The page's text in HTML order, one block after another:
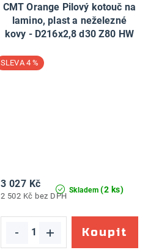
CMT Orange Pilový kotouč na
lamino, plast a neželezné
kovy - D216x2,8 d30 Z80 HW
4 %
Skladem (2 ks)
2 502 Kč bez DPH
3 027 Kč